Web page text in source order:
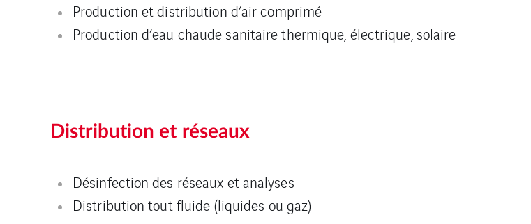
Production et distribution d’air comprimé
Production d’eau chaude sanitaire thermique, électrique, solaire
Distribution et réseaux
Désinfection des réseaux et analyses
Distribution tout fluide (liquides ou gaz)